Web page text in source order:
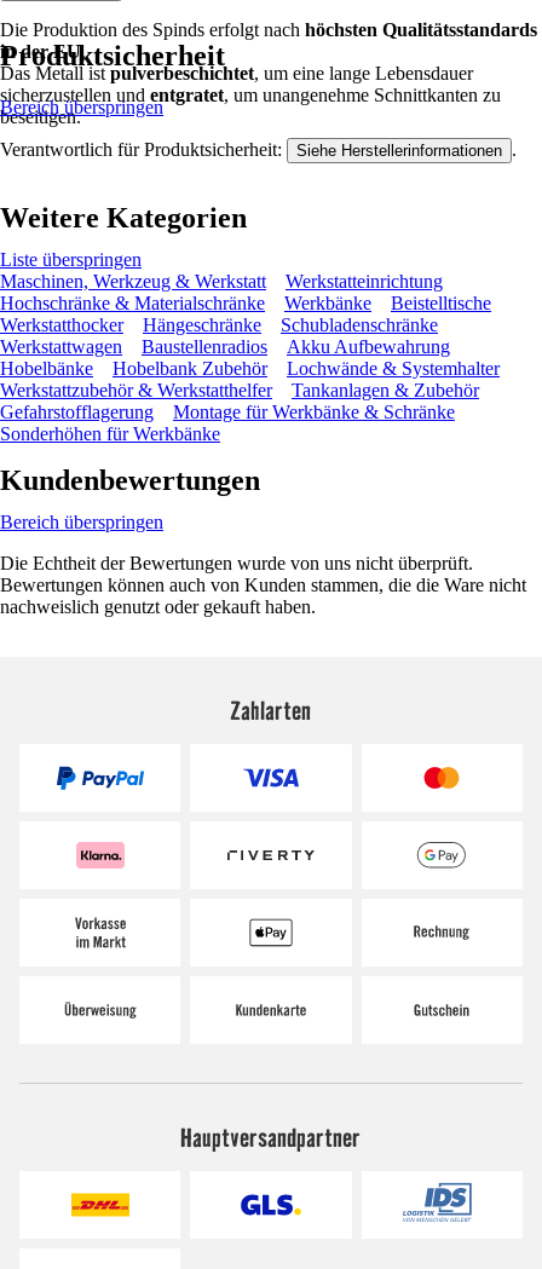
Die Produktion des Spinds erfolgt nach höchsten Qualitätsstandards
in der EU.
Das Metall ist pulverbeschichtet, um eine lange Lebensdauer
sicherzustellen und entgratet, um unangenehme Schnittkanten zu
beseitigen.
Produktsicherheit
Bereich überspringen
Verantwortlich für Produktsicherheit: Siehe Herstellerinformationen .
Weitere Kategorien
Liste überspringen
Maschinen, Werkzeug & Werkstatt
Werkstatteinrichtung
Hochschränke & Materialschränke
Werkbänke
Beistelltische
Werkstatthocker
Hängeschränke
Schubladenschränke
Werkstattwagen
Baustellenradios
Akku Aufbewahrung
Hobelbänke
Hobelbank Zubehör
Lochwände & Systemhalter
Werkstattzubehör & Werkstatthelfer
Tankanlagen & Zubehör
Gefahrstofflagerung
Montage für Werkbänke & Schränke
Sonderhöhen für Werkbänke
Kundenbewertungen
Bereich überspringen
Die Echtheit der Bewertungen wurde von uns nicht überprüft.
Bewertungen können auch von Kunden stammen, die die Ware nicht
nachweislich genutzt oder gekauft haben.
Zahlarten
Hauptversandpartner